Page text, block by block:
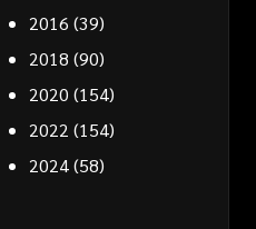
2016 (39)
2018 (90)
2020 (154)
2022 (154)
2024(58)